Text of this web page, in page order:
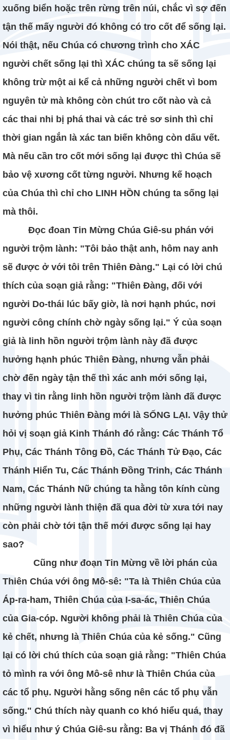
xuống biển hoặc trên rừng trên núi, chắc vì sợ đến
tận thế mấy người đó không có tro cốt để sống lại.
Nói thật, nếu Chúa có chương trình cho XÁC
người chết sống lại thì XÁC chúng ta sẽ sống lại
không trừ một ai kể cả những người chết vì bom
nguyên tử mà không còn chút tro cốt nào và cả
các thai nhi bị phá thai và các trẻ sơ sinh thì chỉ
thời gian ngắn là xác tan biến không còn dấu vết.
Mà nếu cần tro cốt mới sống lại được thì Chúa sẽ
bảo vệ xương cốt từng người. Nhưng kế hoạch
của Chúa thì chỉ cho LINH HỒN chúng ta sống lại
mà thôi.
Đọc đoan Tin Mừng Chúa Giê-su phán với
người trộm lành: "Tôi bảo thật anh, hôm nay anh
sẽ được ở với tôi trên Thiên Đàng." Lại có lời chú
thích của soạn giả rằng: "Thiên Đàng, đối với
người Do-thái lúc bấy giờ, là nơi hạnh phúc, nơi
người công chính chờ ngày sống lại." Ý của soạn
giả là linh hồn người trộm lành này đã được
hưởng hạnh phúc Thiên Đàng, nhưng vẫn phải
chờ đến ngày tận thế thì xác anh mới sống lại,
thay vì tin rằng linh hồn người trộm lành đã được
hưởng phúc Thiên Đàng mới là SỐNG LẠI. Vậy thử
hỏi vị soạn giả Kinh Thánh đó rằng: Các Thánh Tổ
Phụ, Các Thánh Tông Đồ, Các Thánh Tử Đạo, Các
Thánh Hiển Tu, Các Thánh Đồng Trinh, Các Thánh
Nam, Các Thánh Nữ chúng ta hằng tôn kính cùng
những người lành thiện đã qua đời từ xưa tới nay
còn phải chờ tới tận thế mới được sống lại hay
sao?
Cũng như đoạn Tin Mừng về lời phán của
Thiên Chúa với ông Mô-sê: "Ta là Thiên Chúa của
Áp-ra-ham, Thiên Chúa của I-sa-ác, Thiên Chúa
của Gia-cóp. Người không phải là Thiên Chúa của
kẻ chết, nhưng là Thiên Chúa của kẻ sống." Cũng
lại có lời chú thích của soạn giả rằng: "Thiên Chúa
tỏ mình ra với ông Mô-sê như là Thiên Chúa của
các tổ phụ. Người hằng sống nên các tổ phụ vẫn
sống." Chú thích này quanh co khó hiểu quá, thay
vì hiểu như ý Chúa Giê-su rằng: Ba vị Thánh đó đã